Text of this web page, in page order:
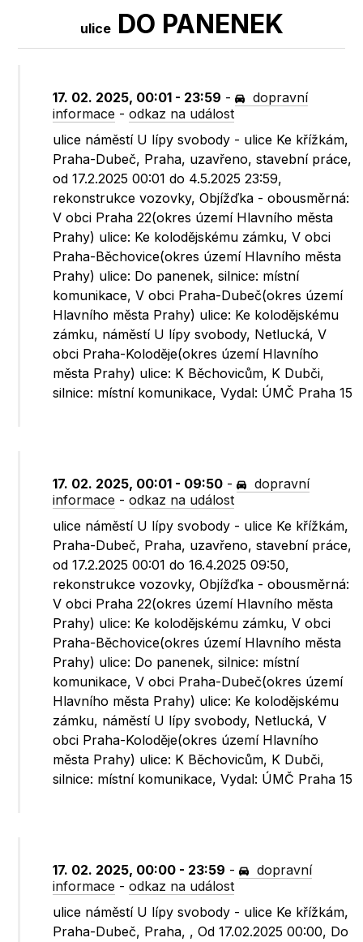
uliceDO PANENEK
17. 02. 2025, 00:01 - 23:59 -
dopravní
informace -odkaz na událost
ulice náměstí U lípy svobody - ulice Ke křížkám,
Praha-Dubeč, Praha, uzavřeno, stavební práce,
od 17.2.2025 00:01 do 4.5.2025 23:59,
rekonstrukce vozovky, Objížďka - obousměrná:
V obci Praha 22(okres území Hlavního města
Prahy) ulice: Ke kolodějskému zámku, V obci
Praha-Běchovice(okres území Hlavního města
Prahy) ulice: Do panenek, silnice: místní
komunikace, V obci Praha-Dubeč(okres území
Hlavního města Prahy) ulice: Ke kolodějskému
zámku, náměstí U lípy svobody, Netlucká, V
obci Praha-Koloděje(okres území Hlavního
města Prahy) ulice: K Běchovicům, K Dubči,
silnice: místní komunikace, Vydal: ÚMČ Praha 15
17. 02. 2025, 00:01 - 09:50 -
dopravní
informace -odkaz na událost
ulice náměstí U lípy svobody - ulice Ke křížkám,
Praha-Dubeč, Praha, uzavřeno, stavební práce,
od 17.2.2025 00:01 do 16.4.2025 09:50,
rekonstrukce vozovky, Objížďka - obousměrná:
V obci Praha 22(okres území Hlavního města
Prahy) ulice: Ke kolodějskému zámku, V obci
Praha-Běchovice(okres území Hlavního města
Prahy) ulice: Do panenek, silnice: místní
komunikace, V obci Praha-Dubeč(okres území
Hlavního města Prahy) ulice: Ke kolodějskému
zámku, náměstí U lípy svobody, Netlucká, V
obci Praha-Koloděje(okres území Hlavního
města Prahy) ulice: K Běchovicům, K Dubči,
silnice: místní komunikace, Vydal: ÚMČ Praha 15
17. 02. 2025, 00:00 - 23:59 -
dopravní
informace -odkaz na událost
ulice náměstí U lípy svobody - ulice Ke křížkám,
Praha-Dubeč, Praha, , Od 17.02.2025 00:00, Do